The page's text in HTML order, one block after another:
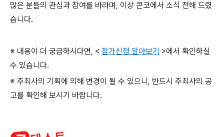
많은 분들의 관심과 참여를 바라며, 이상 콘코에서 소식 전해 드렸
습니다.
※ 내용이 더 궁금하시다면, < 참가신청 알아보기 >에서 확인하실
수 있습니다.
※ 주최사의 기획에 의해 변경이 될 수 있으니 , 반드시 주최사의 공
고를 확인해 보시기 바랍니다.